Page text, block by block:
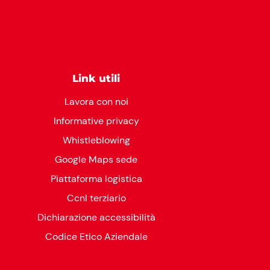
Link utili
Lavora con noi
Informative privacy
Whistleblowing
Google Maps sede
Piattaforma logistica
Ccnl terziario
Dichiarazione accessibilità
Codice Etico Aziendale